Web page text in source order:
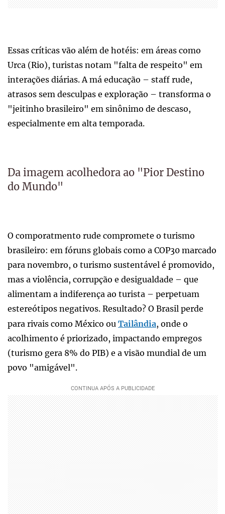
Essas críticas vão além de hotéis: em áreas como
Urca (Rio), turistas notam "falta de respeito" em
interações diárias. A má educação – staff rude,
atrasos sem desculpas e exploração – transforma o
"jeitinho brasileiro" em sinônimo de descaso,
especialmente em alta temporada.
Da imagem acolhedora ao "Pior Destino
do Mundo"
O comporatmento rude compromete o turismo
brasileiro: em fóruns globais como a COP30 marcado
para novembro, o turismo sustentável é promovido,
mas a violência, corrupção e desigualdade – que
alimentam a indiferença ao turista – perpetuam
estereótipos negativos. Resultado? O Brasil perde
para rivais como México ou Tailândia, onde o
acolhimento é priorizado, impactando empregos
(turismo gera 8% do PIB) e a visão mundial de um
povo "amigável".